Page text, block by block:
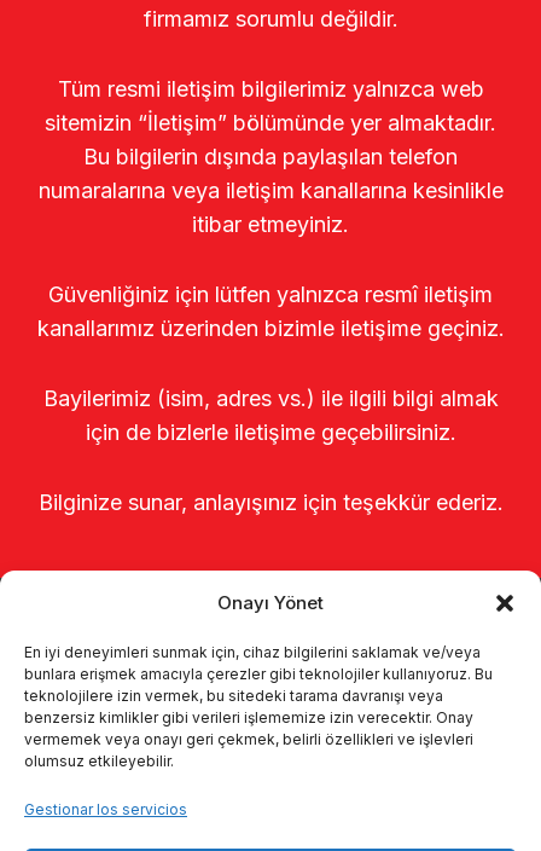
Onayı Yönet
En iyi deneyimleri sunmak için, cihaz bilgilerini saklamak ve/veya
bunlara erişmek amacıyla çerezler gibi teknolojiler kullanıyoruz. Bu
teknolojilere izin vermek, bu sitedeki tarama davranışı veya
benzersiz kimlikler gibi verileri işlememize izin verecektir. Onay
vermemek veya onayı geri çekmek, belirli özellikleri ve işlevleri
olumsuz etkileyebilir.
Gestionar los servicios
firmamız sorumlu değildir.
Tüm resmi iletişim bilgilerimiz yalnızca web
sitemizin “İletişim” bölümünde yer almaktadır.
Bu bilgilerin dışında paylaşılan telefon
numaralarına veya iletişim kanallarına kesinlikle
itibar etmeyiniz.
Güvenliğiniz için lütfen yalnızca resmî iletişim
kanallarımız üzerinden bizimle iletişime geçiniz.
Bayilerimiz (isim, adres vs.) ile ilgili bilgi almak
için de bizlerle iletişime geçebilirsiniz.
Bilginize sunar, anlayışınız için teşekkür ederiz.
Página de inicio
Sobre nosotros